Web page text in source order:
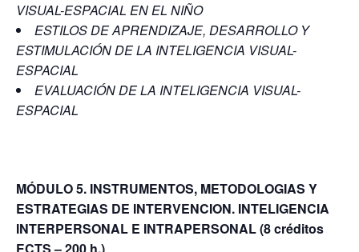
VISUAL-ESPACIAL EN EL NIÑO
ESTILOS DE APRENDIZAJE, DESARROLLO Y
ESTIMULACIÓN DE LA INTELIGENCIA VISUAL-
ESPACIAL
EVALUACIÓN DE LA INTELIGENCIA VISUAL-
ESPACIAL
MÓDULO 5. INSTRUMENTOS, METODOLOGIAS Y
ESTRATEGIAS DE INTERVENCION. INTELIGENCIA
INTERPERSONAL E INTRAPERSONAL(8 créditos